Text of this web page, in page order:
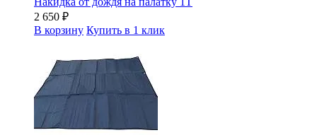
2 650 ₽
В корзину Купить в 1 клик